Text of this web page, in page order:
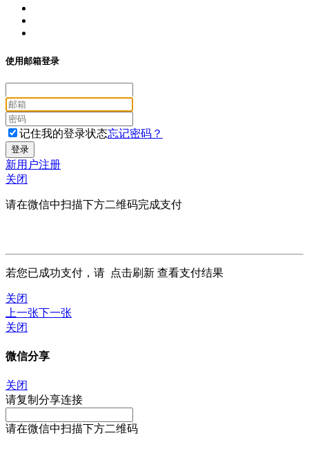
使用邮箱登录
记住我的登录状态忘记密码？
新用户注册
关闭
请在微信中扫描下方二维码完成支付
若您已成功支付，请 点击刷新 查看支付结果
关闭
上一张下一张
关闭
微信分享
关闭
请复制分享连接
请在微信中扫描下方二维码